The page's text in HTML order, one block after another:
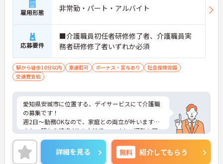
・お子様を持つ方向けの手当でご家庭との両立をバ
ックアップ♪
・企業主導型保育所の利用も相談可能で子育て世代
にも合う環境です
・充実した福利厚生で生活の基盤をサポートし安心
して働けます
＜全国展開の強みを活かした多彩なキャリア＞
・現場での経験を活かして将来はマネジメント職へ
も挑戦可能です
に深められます
・ご自身の希望に合わせた柔軟な働き方が相談でき
腰を据えて働けます
雇用形態 非常勤・パート・アルバイト
応募要件
■介護職員初任者研修修了者、介護職員実
務者研修修了者いずれか必須
駅から徒歩10分以内 車通勤可 ボーナス・賞与あり
社会保険完備
交通費支給
愛知県安城市に位置する、デイサービスにて介護職
の募集です！
週2日～勤務OKなので、家庭との両立が叶います☆
また、駅から徒歩4分の立地で、マイカー通勤も可
能なので通勤らくらくです◎
ご興味のある方には、面接対策ポイントなど、さら
に詳細をお話しいたしますのでお気軽にご相談くだ
詳細を見る 無料 紹介してもらう